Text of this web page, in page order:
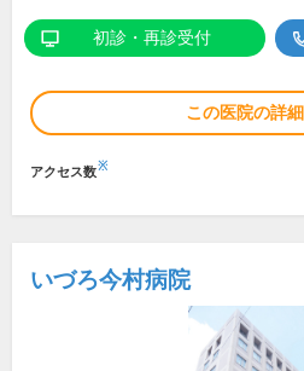
初診・再診受付
この医院の詳
アクセス数※
いづろ今村病院